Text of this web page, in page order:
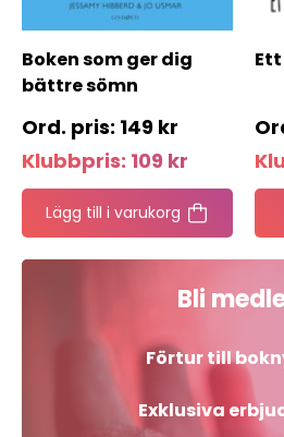
Boken som ger dig
bättre sömn
149 kr
Klubbpris: 109 kr
Lägg till i varukorg
Bli
Förtur till
Exklusiva